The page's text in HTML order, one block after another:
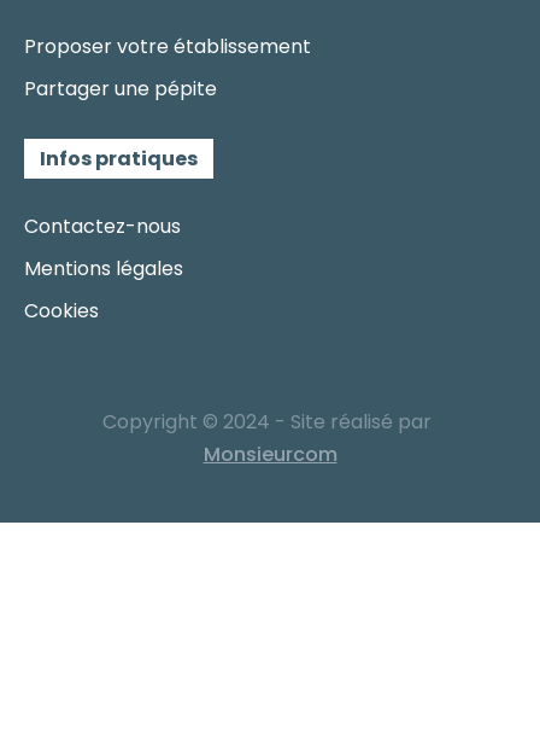
Proposer votre établissement
Partager une pépite
Infos pratiques
Contactez-nous
Mentions légales
Cookies
Copyright © 2024 - Site réalisé par
Monsieurcom